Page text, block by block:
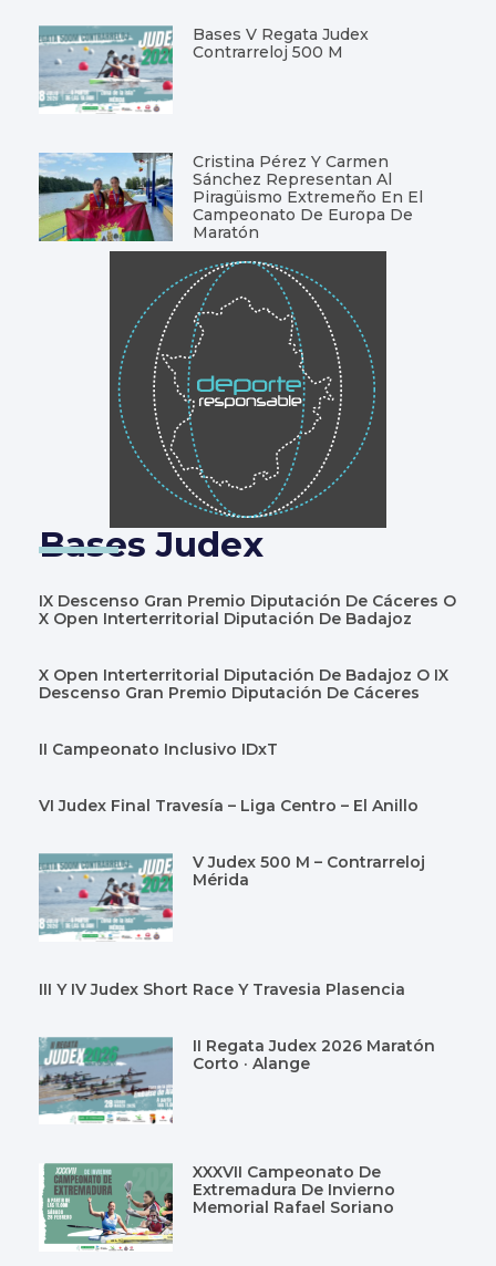
Bases V Regata Judex
Contrarreloj 500 M
Cristina Pérez Y Carmen
Sánchez Representan Al
Piragüismo Extremeño En El
Campeonato De Europa De
Maratón
Bases Judex
IX Descenso Gran Premio Diputación De Cáceres O
X Open Interterritorial Diputación De Badajoz
X Open Interterritorial Diputación De Badajoz O IX
Descenso Gran Premio Diputación De Cáceres
II Campeonato Inclusivo IDxT
VI Judex Final Travesía – Liga Centro – El Anillo
V Judex 500 M – Contrarreloj
Mérida
III Y IV Judex Short Race Y Travesia Plasencia
II Regata Judex 2026 Maratón
Corto · Alange
XXXVII Campeonato De
Extremadura De Invierno
Memorial Rafael Soriano